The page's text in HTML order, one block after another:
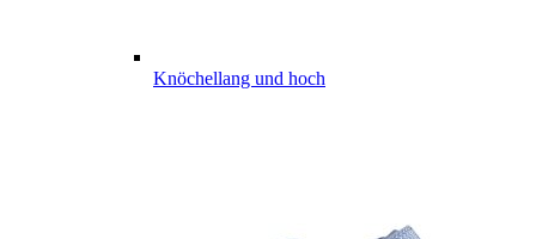
Knöchellang und hoch